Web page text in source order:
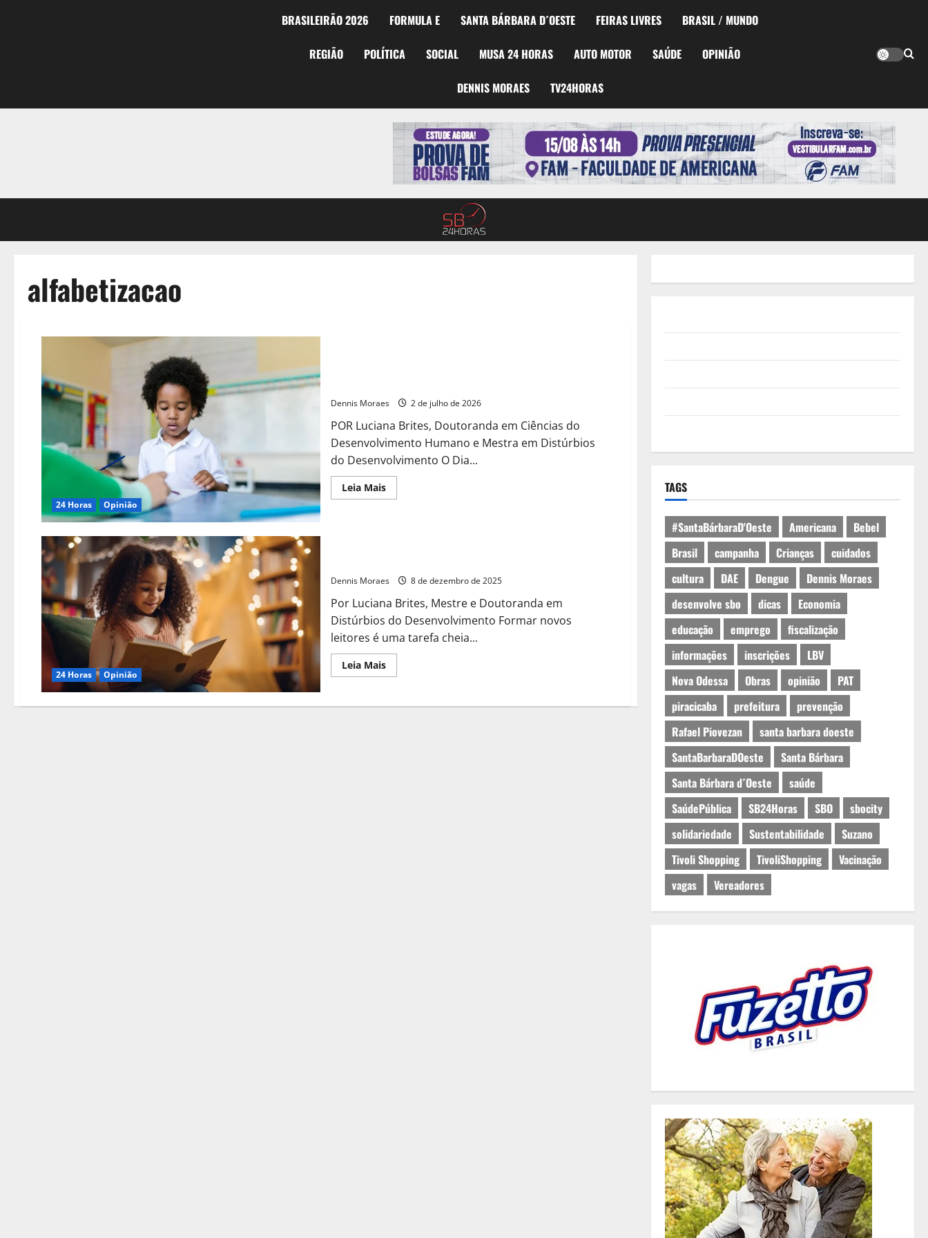
BRASILEIRÃO 2026 FORMULA E SANTA BÁRBARA D´OESTE FEIRAS LIVRES BRASIL / MUNDO
REGIÃO POLÍTICA SOCIAL MUSA 24 HORAS AUTO MOTOR SAÚDE OPINIÃO
DENNIS MORAES TV24HORAS
alfabetizacao
24 Horas Opinião
Dennis Moraes 2 de julho de 2026
POR Luciana Brites, Doutoranda em Ciências do
Desenvolvimento Humano e Mestra em Distúrbios
do Desenvolvimento O Dia...
Leia Mais
24 Horas Opinião
Dennis Moraes 8 de dezembro de 2025
Por Luciana Brites, Mestre e Doutoranda em
Distúrbios do Desenvolvimento Formar novos
leitores é uma tarefa cheia...
Leia Mais
TAGS
#SantaBárbaraD'Oeste Americana
Bebel
Brasil
campanha Crianças
cuidados
cultura
DAE Dengue
Dennis Moraes
desenvolve sbo
dicas
Economia
educação
emprego
fiscalização
informações
inscrições
LBV
Nova Odessa
Obras opinião
PAT
piracicaba
prefeitura
prevenção
Rafael Piovezan
santa barbara doeste
SantaBarbaraDOeste
Santa Bárbara
Santa Bárbara d´Oeste
saúde
SaúdePública
SB24Horas SBO
sbocity
solidariedade
Sustentabilidade
Suzano
Tivoli Shopping
TivoliShopping
Vacinação
vagas
Vereadores